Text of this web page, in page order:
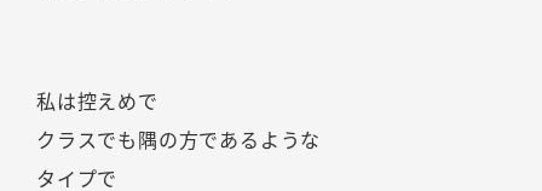
私は控えめで
クラスでも隅の方であるような
タイプで